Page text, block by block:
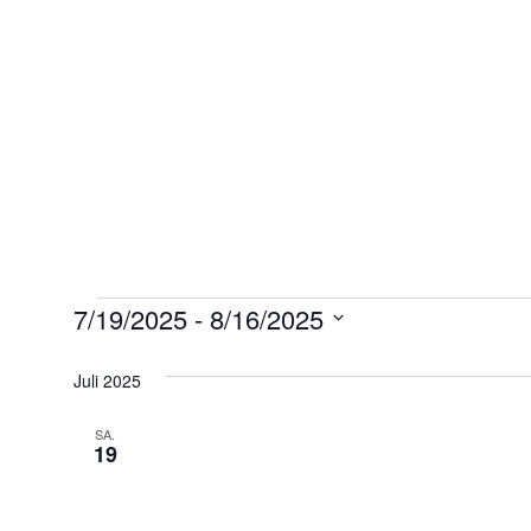
7/19/2025 - 8/16/2025
Juli 2025
SA.
19